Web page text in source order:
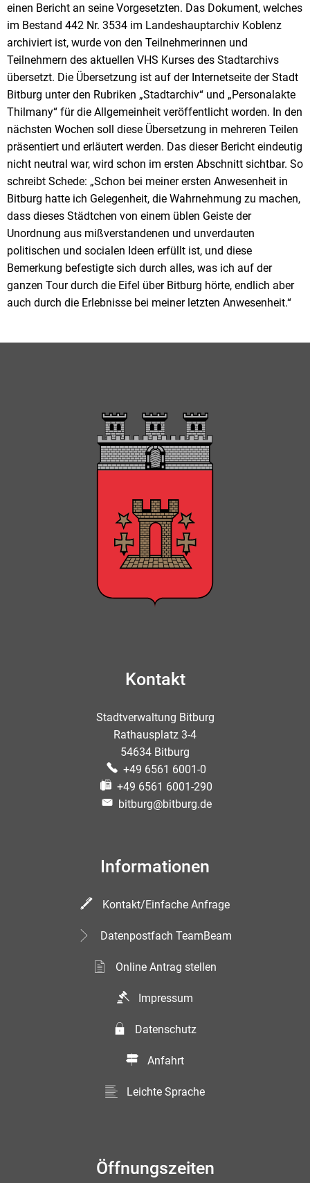
einen Bericht an seine Vorgesetzten. Das Dokument, welches
im Bestand 442 Nr. 3534 im Landeshauptarchiv Koblenz
archiviert ist, wurde von den Teilnehmerinnen und
Teilnehmern des aktuellen VHS Kurses des Stadtarchivs
übersetzt. Die Übersetzung ist auf der Internetseite der Stadt
Bitburg unter den Rubriken „Stadtarchiv“ und „Personalakte
Thilmany“ für die Allgemeinheit veröffentlicht worden. In den
nächsten Wochen soll diese Übersetzung in mehreren Teilen
präsentiert und erläutert werden. Das dieser Bericht eindeutig
nicht neutral war, wird schon im ersten Abschnitt sichtbar. So
schreibt Schede: „Schon bei meiner ersten Anwesenheit in
Bitburg hatte ich Gelegenheit, die Wahrnehmung zu machen,
dass dieses Städtchen von einem üblen Geiste der
Unordnung aus mißverstandenen und unverdauten
politischen und socialen Ideen erfüllt ist, und diese
Bemerkung befestigte sich durch alles, was ich auf der
ganzen Tour durch die Eifel über Bitburg hörte, endlich aber
auch durch die Erlebnisse bei meiner letzten Anwesenheit.“
Kontakt
Stadtverwaltung Bitburg
Rathausplatz 3-4
54634 Bitburg
+49 6561 6001-0
+49 6561 6001-290
bitburg@bitburg.de
Informationen
Kontakt/Einfache Anfrage
Datenpostfach TeamBeam
Online Antrag stellen
Impressum
Datenschutz
Anfahrt
Leichte Sprache
Öffnungszeiten